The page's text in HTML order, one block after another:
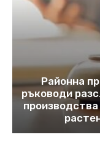
Районна
ръководи